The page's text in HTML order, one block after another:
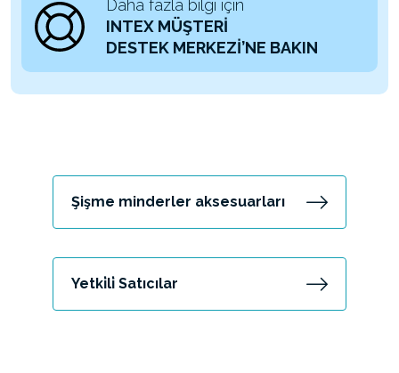
Daha fazla bilgi için
INTEX MÜŞTERİ
DESTEK MERKEZİ’NE BAKIN
Şişme minderler aksesuarları
Yetki̇li̇ Satıcılar